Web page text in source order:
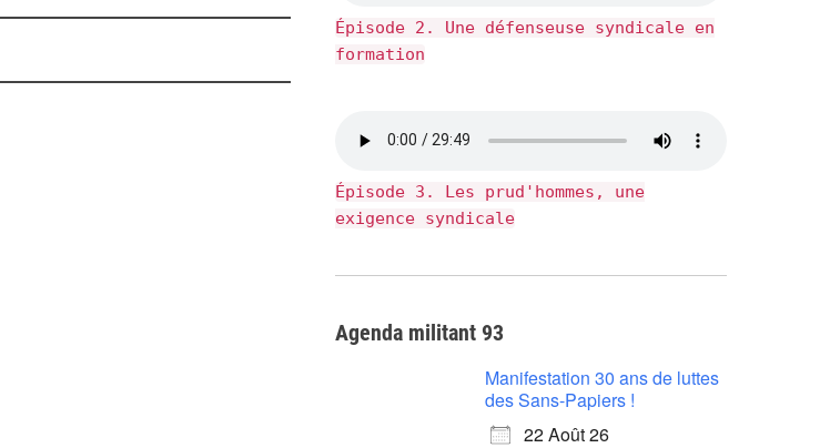
Épisode 2. Une défenseuse syndicale en
formation
Épisode 3. Les prud'hommes, une
exigence syndicale
Agenda militant 93
Manifestation 30 ans de luttes
des Sans-Papiers !
22 Août 26